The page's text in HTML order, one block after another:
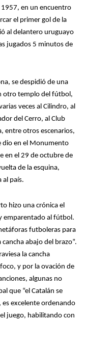
el Nou Camp.
el Nou Camp.
en un encuentro
el primer gol de la
al delantero uruguayo
jugados 5 minutos de
se despidió de una
otro templo del fútbol,
veces al Cilindro, al
del Cerro, al Club
entre otros escenarios,
dio en el Monumento
en el 29 de octubre de
de la esquina,
al país.
hizo una crónica el
emparentado al fútbol.
futboleras para
abajo del brazo”.
la cancha
y por la ovación de
algunas no
que “el Catalán se
es excelente ordenando
juego, habilitando con